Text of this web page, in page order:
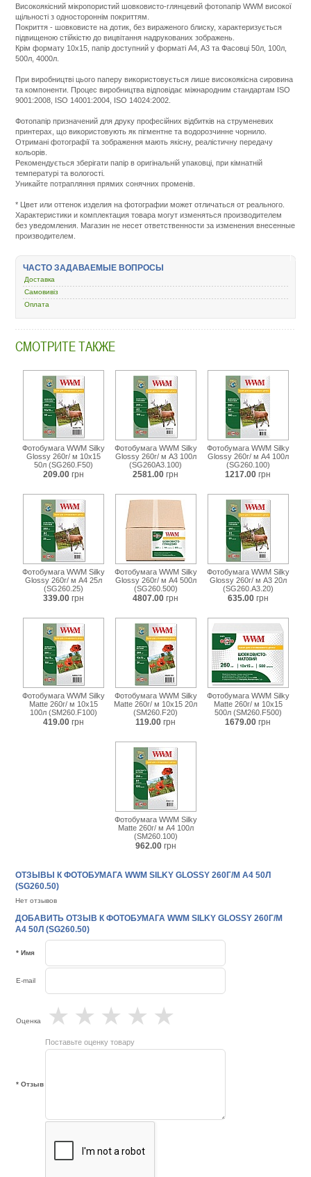
Високоякісний мікропористий шовковисто-глянцевий фотопапір WWM високої
щільності з одностороннім покриттям.
Покриття - шовковисте на дотик, без вираженого блиску, характеризується
підвищеною стійкістю до вицвітання надрукованих зображень.
Крім формату 10x15, папір доступний у форматі A4, A3 та Фасовці 50л, 100л,
500л, 4000л.
При виробництві цього паперу використовується лише високоякісна сировина
та компоненти. Процес виробництва відповідає міжнародним стандартам ISO
9001:2008, ISO 14001:2004, ISO 14024:2002.
Фотопапір призначений для друку професійних відбитків на струменевих
принтерах, що використовують як пігментне та водорозчинне чорнило.
Отримані фотографії та зображення мають якісну, реалістичну передачу
кольорів.
Рекомендується зберігати папір в оригінальній упаковці, при кімнатній
температурі та вологості.
Уникайте потрапляння прямих сонячних променів.
service.com.uacatalog/1119-
rashodnye-
materialy/6008-
silky-
a4-
50-
50.html
* Цвет или оттенок изделия на фотографии может отличаться от реального.
Характеристики и комплектация товара могут изменяться производителем
без уведомления. Магазин не несет ответственности за изменения внесенные
производителем.
ЧАСТО ЗАДАВАЕМЫЕ ВОПРОСЫ
Доставка
Самовивіз
Оплата
СМОТРИТЕ ТАКЖЕ
Фотобумага WWM Silky
Glossy 260г/ м 10х15
50л (SG260.F50)
209.00 грн
Фотобумага WWM Silky
Glossy 260г/ м A3 100л
(SG260A3.100)
2581.00 грн
Фотобумага WWM Silky
Glossy 260г/ м A4 100л
(SG260.100)
1217.00 грн
Фотобумага WWM Silky
Glossy 260г/ м A4 25л
(SG260.25)
339.00 грн
Фотобумага WWM Silky
Glossy 260г/ м A4 500л
(SG260.500)
4807.00 грн
Фотобумага WWM Silky
Glossy 260г/ м А3 20л
(SG260.A3.20)
635.00 грн
Фотобумага WWM Silky
Matte 260г/ м 10х15
100л (SM260.F100)
419.00 грн
Фотобумага WWM Silky
Matte 260г/ м 10х15 20л
(SM260.F20)
119.00 грн
Фотобумага WWM Silky
Matte 260г/ м 10х15
500л (SM260.F500)
1679.00 грн
Фотобумага WWM Silky
Matte 260г/ м A4 100л
(SM260.100)
962.00 грн
ОТЗЫВЫ К ФОТОБУМАГА WWM SILKY GLOSSY 260Г/М A4 50Л
(SG260.50)
Нет отзывов
ДОБАВИТЬ ОТЗЫВ К ФОТОБУМАГА WWM SILKY GLOSSY 260Г/М
A4 50Л (SG260.50)
* Имя
E-mail
Оценка ★
★
★
★
★
Поставьте оценку товару
* Отзыв